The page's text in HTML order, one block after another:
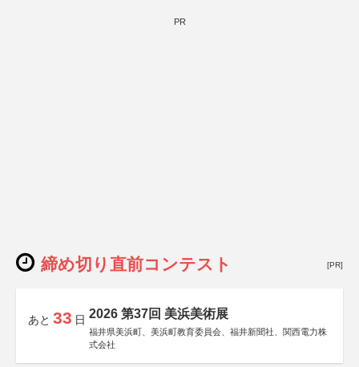
PR
締め切り直前コンテスト [PR]
あと 33 日 2026 第37回 美浜美術展
福井県美浜町、美浜町教育委員会、福井新聞社、関西電力株
式会社